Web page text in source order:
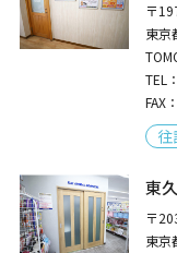
〒
東京
TEL
FAX
往
東
〒
東京